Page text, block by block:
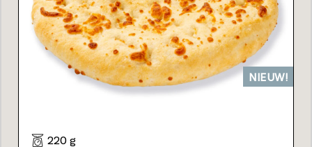
NIEUW!
220 g